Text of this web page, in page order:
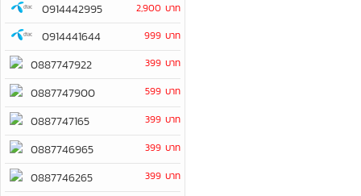
0914442995 2,900 บาท
0914441644 999 บาท
0887747922 399 บาท
0887747900 599 บาท
0887747165 399 บาท
0887746965 399 บาท
0887746265 399 บาท